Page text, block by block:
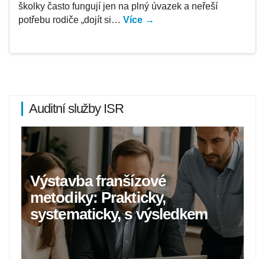
školky často fungují jen na plný úvazek a neřeší
potřebu rodiče „dojít si… Více →
Auditní služby ISR
Výstavba franšízové
metodiky: Prakticky,
systematicky, s výsledkem